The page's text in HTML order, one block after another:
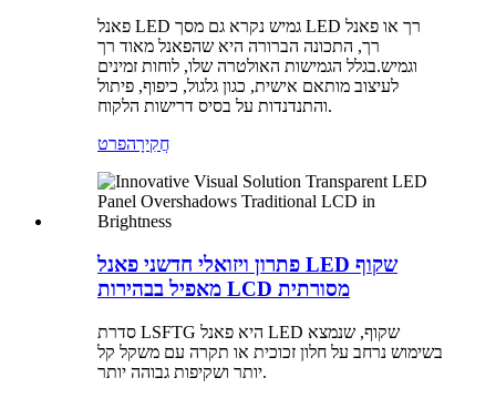
פאנל LED גמיש נקרא גם מסך LED רך או פאנל
רך, התכונה הברורה היא שהפאנל מאוד רך
וגמיש.בגלל הגמישות האולטרה שלו, לוחות זמינים
לעיצוב מותאם אישית, כגון גלגול, כיפוף, פיתול
והתנדנדות על בסיס דרישות הלקוח.
חֲקִירָהפרט
פתרון ויזואלי חדשני פאנל LED שקוף
מאפיל בבהירות LCD מסורתית
סדרת LSFTG היא פאנל LED שקוף, שנמצא
בשימוש נרחב על חלון זכוכית או תקרה עם משקל קל
יותר ושקיפות גבוהה יותר.